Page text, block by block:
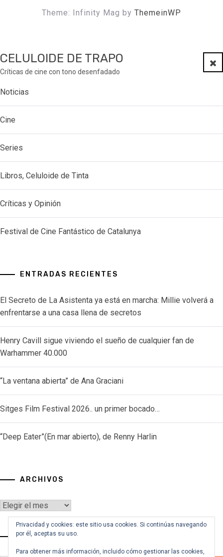
Theme: Infinity Mag by ThemeinWP
CELULOIDE DE TRAPO
Críticas de cine con tono desenfadado
Noticias
Cine
Series
Libros, Celuloide de Tinta
Críticas y Opinión
Festival de Cine Fantástico de Catalunya
ENTRADAS RECIENTES
El Secreto de La Asistenta ya está en marcha: Millie volverá a
enfrentarse a una casa llena de secretos
Henry Cavill sigue viviendo el sueño de cualquier fan de
Warhammer 40.000
“La ventana abierta” de Ana Graciani
Sitges Film Festival 2026.. un primer bocado…
“Deep Eater”(En mar abierto), de Renny Harlin
ARCHIVOS
Archivos
VOY A BUSCAR…
Privacidad y cookies: este sitio usa cookies. Si continúas navegando
por él, aceptas su uso.
Para obtener más información, incluido cómo gestionar las cookies,